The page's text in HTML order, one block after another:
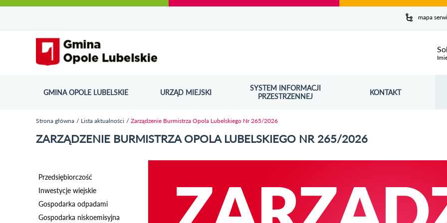
do
strony
do
menu
wyszukiwarki
ścieżki
nawigacyjnej
kategorii
aktualności
do
kalendarza
wydarzeń
do
galerii
do
stopki
mapa
GMINA OPOLE LUBELSKIE URZĄD MIEJSKI
SYSTEM INFORMACJI
PRZESTRZENNEJ
ODNOŚNIK OTWORZY SIĘ W NOWYM OKNIE KONTAKT
Strona główna Lista aktualności Zarządzenie Burmistrza Opola Lubelskiego Nr 265/2026
ZARZĄDZENIE BURMISTRZA OPOLA LUBELSKIEGO NR 265/2026
Przedsiębiorczość
Inwestycje wiejskie
Gospodarka odpadami
Gospodarka niskoemisyjna